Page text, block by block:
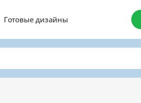
Готовые дизайны